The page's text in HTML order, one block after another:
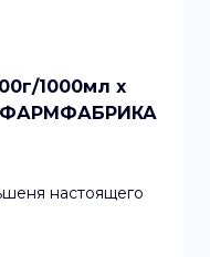
1000мл x
ФАРМФАБРИКА
настоящего